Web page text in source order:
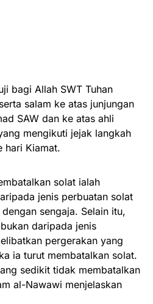
bagi Allah SWT Tuhan
salam ke atas junjungan
SAW dan ke atas ahli
mengikuti jejak langkah
hari Kiamat.
solat ialah
jenis perbuatan solat
sengaja. Selain itu,
daripada jenis
pergerakan yang
ia turut membatalkan solat.
sedikit tidak membatalkan
al-Nawawi menjelaskan